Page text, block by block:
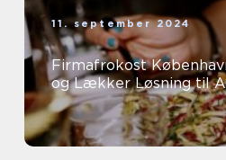
11. september 2024
Firmafrokost
og Lækker Løsning til